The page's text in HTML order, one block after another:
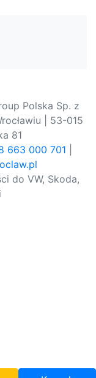
Polska Sp. z
| 53-015
81
663 000 701
do VW, Skoda,